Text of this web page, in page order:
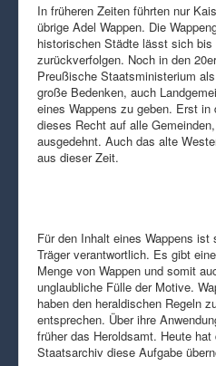
In früheren Zeiten führten nur
übrige Adel Wappen. Die
historischen Städte lässt sich
zurückverfolgen. Noch in den
Preußische Staatsministerium
große Bedenken, auch
eines Wappens zu geben. Erst in
dieses Recht auf alle
ausgedehnt. Auch das alte
aus dieser Zeit.
Für den Inhalt eines Wappens ist
Träger verantwortlich. Es gibt
Menge von Wappen und somit
unglaubliche Fülle der Motive.
haben den heraldischen Regeln
entsprechen. Über ihre
früher das Heroldsamt. Heute hat
Staatsarchiv diese Aufgabe